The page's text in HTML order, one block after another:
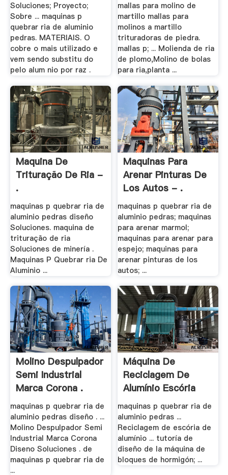
Soluciones; Proyecto;
Sobre ... maquinas p
quebrar ria de aluminio
pedras. MATERIAIS. O
cobre o mais utilizado e
vem sendo substitu do
pelo alum nio por raz .
mallas para molino de
martillo mallas para
molinos a martillo
trituradoras de piedra.
mallas p; ... Molienda de ria
de plomo,Molino de bolas
para ria,planta ...
Maquina De
Trituração De Ria -
.
maquinas p quebrar ria de
aluminio pedras diseño
Soluciones. maquina de
trituração de ria
Soluciones de minería .
Maquinas P Quebrar ria De
Aluminio ...
Maquinas Para
Arenar Pinturas De
Los Autos - .
maquinas p quebrar ria de
aluminio pedras; maquinas
para arenar marmol;
maquinas para arenar para
espejo; maquinas para
arenar pinturas de los
autos; ...
Molino Despulpador
Semi Industrial
Marca Corona .
maquinas p quebrar ria de
aluminio pedras diseño . ...
Molino Despulpador Semi
Industrial Marca Corona
Diseno Soluciones . de
maquinas p quebrar ria de
...
Máquina De
Reciclagem De
Alumínio Escória
maquinas p quebrar ria de
aluminio pedras ...
Reciclagem de escória de
alumínio ... tutoría de
diseño de la máquina de
bloques de hormigón; ...